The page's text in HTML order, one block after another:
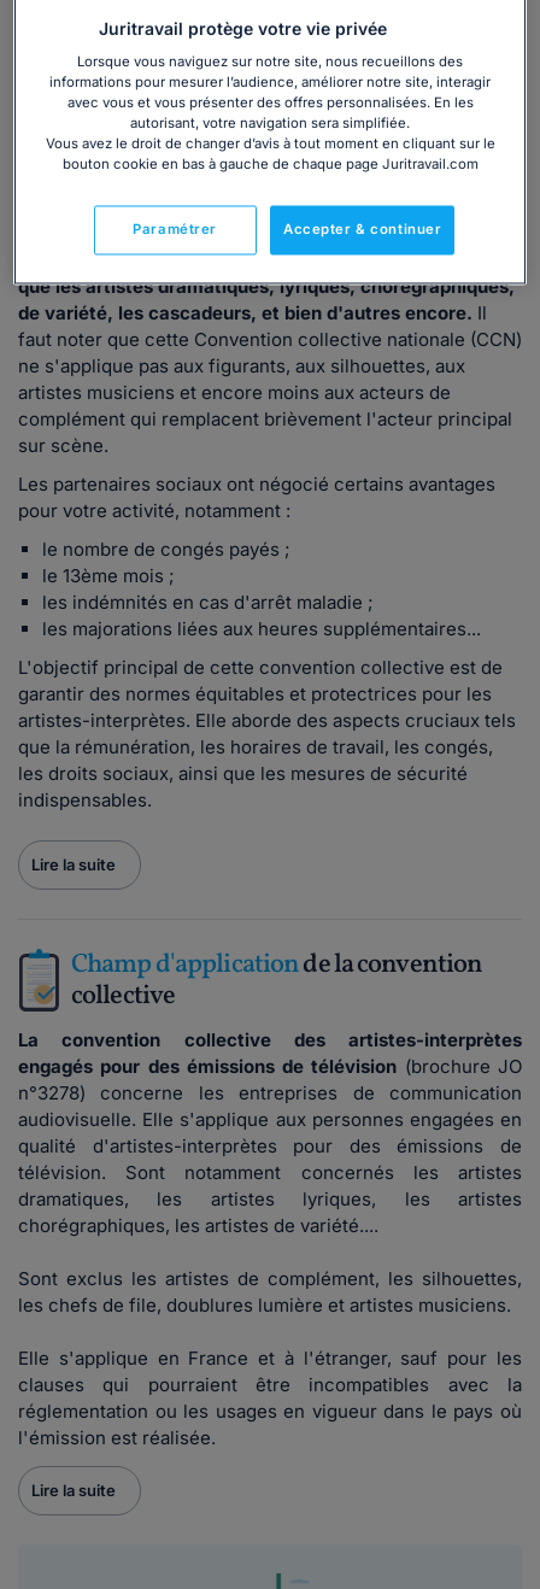
émissions de télévision est spécifiquement conçue pour
régir les droits et les conditions de travaildes artistes
engagés pour apparaître dans des émissions de
télévision entièrement réalisées et financées par un ou
plusieurs employeurs.
Cette convention s'applique également
aux artistes-
interprètesengagés par des sociétés françaises pour des
émissions de télévision financées en partie par des
employeurs.Elle couvre une large gamme d'artistes, tels
que les artistes dramatiques, lyriques, chorégraphiques,
de variété, les cascadeurs, et bien d'autres encore. Il
faut noter que cette Convention collective nationale (CCN)
ne s'applique pas aux figurants, aux silhouettes, aux
artistes musiciens et encore moins aux acteurs de
complément qui remplacent brièvement l'acteur principal
sur scène.
Les partenaires sociaux ont négocié certains avantages
pour votre activité, notamment :
le nombre de congés payés ;
le 13ème mois ;
les indémnités en cas d'arrêt maladie ;
les majorations liées aux heures supplémentaires...
L'objectif principal de cette convention collective est de
garantir des normes équitables et protectrices pour les
artistes-interprètes. Elle aborde des aspects cruciaux tels
que la rémunération, les horaires de travail, les congés,
les droits sociaux, ainsi que les mesures de sécurité
indispensables.
Lire la suite
Champ d'applicationde la convention
collective
La convention collective des artistes-interprètes
engagés pour des émissions de télévision (brochure JO
n°3278) concerne les entreprises de communication
audiovisuelle. Elle s'applique aux personnes engagées en
qualité d'artistes-interprètes pour des émissions de
télévision. Sont notamment concernés les artistes
dramatiques, les artistes lyriques, les artistes
chorégraphiques, les artistes de variété....
Sont exclus les artistes de complément, les silhouettes,
les chefs de file, doublures lumière et artistes musiciens.
Elle s'applique en France et à l'étranger, sauf pour les
clauses qui pourraient être incompatibles avec la
réglementation ou les usages en vigueur dans le pays où
l'émission est réalisée.
Lire la suite
Juritravail protège votre vie privée
Lorsque vous naviguez sur notre site, nous recueillons des
informations pour mesurer l’audience, améliorer notre site, interagir
avec vous et vous présenter des offres personnalisées. En les
autorisant, votre navigation sera simplifiée.
Vous avez le droit de changer d’avis à tout moment en cliquant sur le
bouton cookie en bas à gauche de chaque page Juritravail.com
Accepter & continuer
Paramétrer